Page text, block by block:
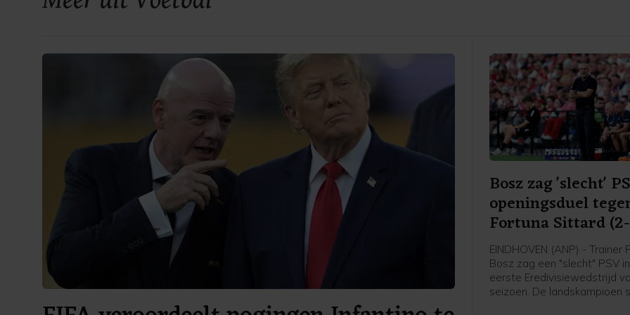
Bosz zag 'slecht'
openingsduel
Fortuna Sittard
EINDHOVEN (ANP) - Trainer
Bosz zag een "slecht" PSV
eerste Eredivisiewedstrijd
seizoen. De landskampioen